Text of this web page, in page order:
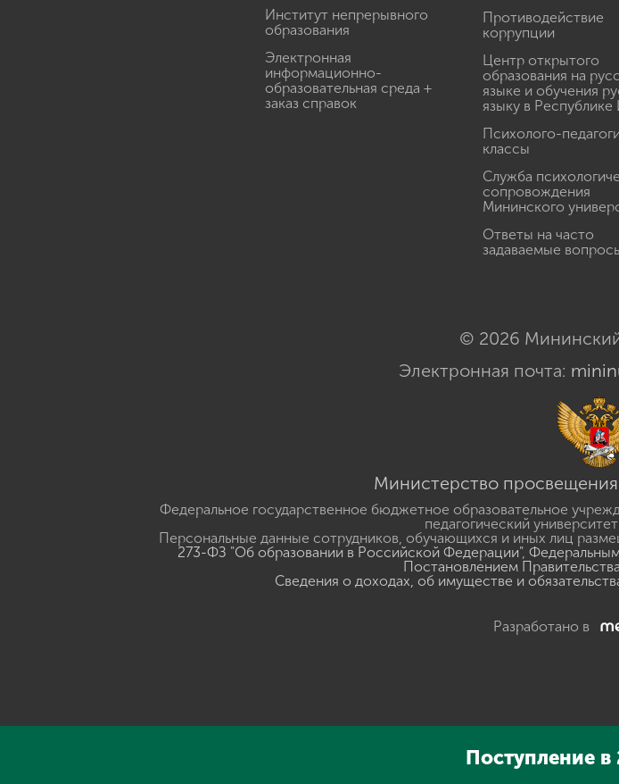
Институт непрерывного
образования
Электронная
информационно-
образовательная среда +
заказ справок
Противодействие
коррупции
Центр открытого
образования на
языке и обучения
языку в Республике
Психолого-
классы
Служба
сопровождения
Мининского
Ответы на часто
задаваемые
© 2026
Электронная почта:
Министерство
Федеральное государственное бюджетное образовательное
педагогический
Персональные данные сотрудников, обучающихся и иных лиц
273-ФЗ "Об образовании в Российской Федерации",
Постановлением
Сведения о доходах, об имуществе и
Разработано в
Поступление в